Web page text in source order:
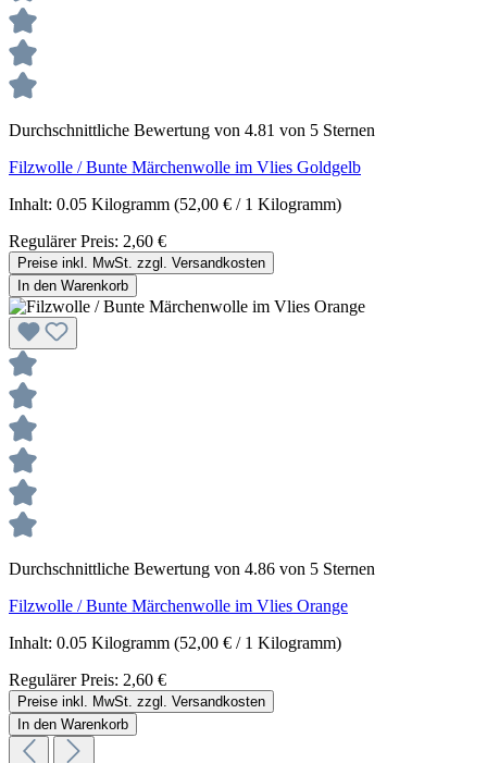
Durchschnittliche Bewertung von 4.81 von 5 Sternen
Filzwolle / Bunte Märchenwolle im Vlies Goldgelb
Inhalt: 0.05 Kilogramm (52,00 € / 1 Kilogramm)
Regulärer Preis: 2,60 €
Preise inkl. MwSt. zzgl. Versandkosten
In den Warenkorb
Durchschnittliche Bewertung von 4.86 von 5 Sternen
Filzwolle / Bunte Märchenwolle im Vlies Orange
Inhalt: 0.05 Kilogramm (52,00 € / 1 Kilogramm)
Regulärer Preis: 2,60 €
Preise inkl. MwSt. zzgl. Versandkosten
In den Warenkorb